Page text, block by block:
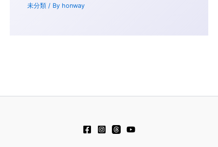
未分類 / By honway